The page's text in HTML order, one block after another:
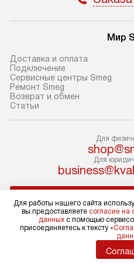
оформлении заказа.
служба доставки привезет
упакованный товар до
Если вам необходимо
покупку до двери вашей
или места установки,
взиматься
Обратите внимание на
товара: например, если
холодильника не
пронести его через
сотрудники транспортной
не имеют права
демонтаж дверцы, ручек
выступающих элементов,
Мир
Доставка и оплата
Подключение
Сервисные центры Smeg
Ремонт Smeg
Возврат и обмен
Статьи
Для
Для
Политика
Условия
Карта
Для работы нашего сайта
вы предоставляете согласие на
данных с помощью
присоединяетесь к тексту «